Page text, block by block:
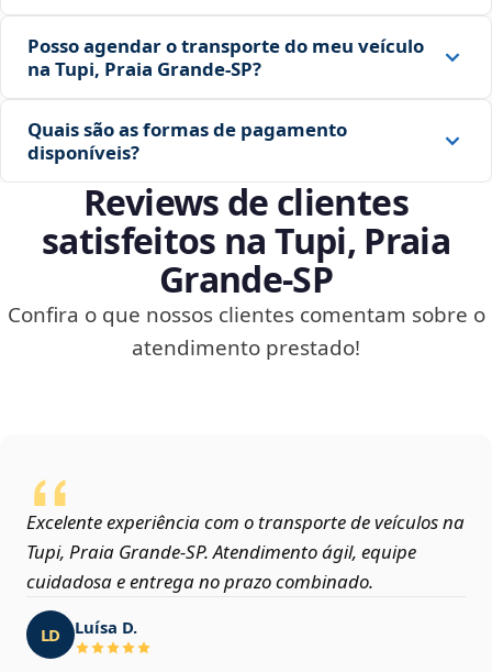
Posso agendar o transporte do meu veículo
na Tupi, Praia Grande‑SP?
Quais são as formas de pagamento
disponíveis?
Reviews de clientes
satisfeitos na Tupi, Praia
Grande‑SP
Confira o que nossos clientes comentam sobre o
atendimento prestado!
Excelente experiência com o transporte de veículos na
Tupi, Praia Grande‑SP. Atendimento ágil, equipe
cuidadosa e entrega no prazo combinado.
LD Luísa D.